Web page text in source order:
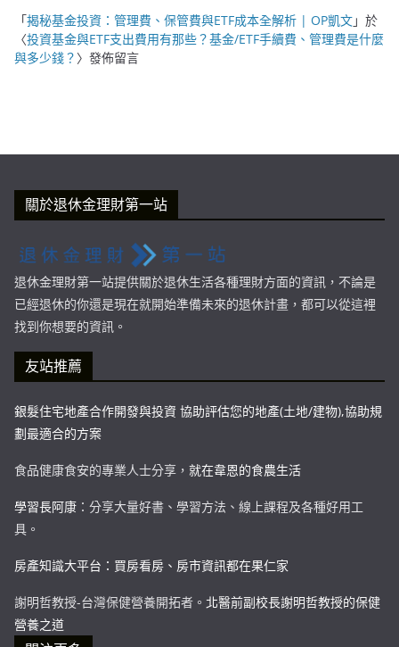
「揭秘基金投資：管理費、保管費與ETF成本全解析 | OP凱文」於
〈投資基金與ETF支出費用有那些？基金/ETF手續費、管理費是什麼
與多少錢？ 〉發佈留言
關於退休金理財第一站
退休金理財第一站提供關於退休生活各種理財方面的資訊，不論是
已經退休的你還是現在就開始準備未來的退休計畫，都可以從這裡
找到你想要的資訊。
友站推薦
銀髮住宅地產合作開發與投資 協助評估您的地產(土地/建物),協助規
劃最適合的方案
食品健康食安的專業人士分享， 就在韋恩的食農生活
學習長阿康 ：分享大量好書、學習方法、線上課程及各種好用工
具。
房產知識大平台：買房看房、房市資訊都在果仁家
謝明哲教授-台灣保健營養開拓者。 北醫前副校長謝明哲教授的保健
營養之道